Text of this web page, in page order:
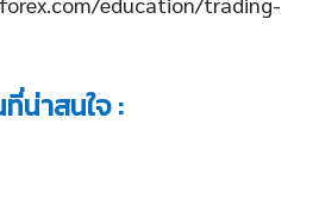
น่าสนใจ :